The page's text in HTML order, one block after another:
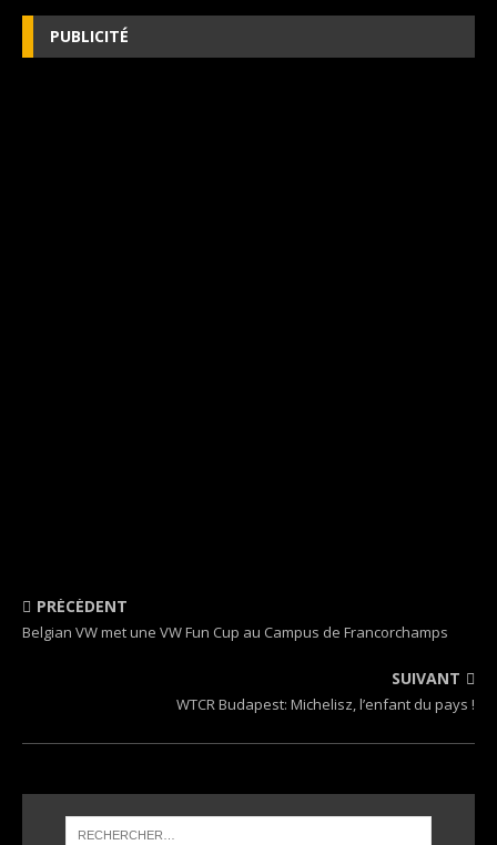
PUBLICITÉ
PRÉCÉDENT
Belgian VW met une VW Fun Cup au Campus de Francorchamps
SUIVANT
WTCR Budapest: Michelisz, l’enfant du pays !